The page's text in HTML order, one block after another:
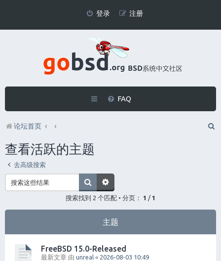
登录 注册
FAQ
论坛首页
查看活跃的主题
去高级搜索
搜索找到 2 个匹配 • 分页： 1 / 1
主题
FreeBSD 15.0-Released
最新文章 由 unreal « 2026-08-03 10:49